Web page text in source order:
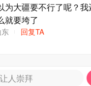
为大疆要不行了呢？
就要垮了
回复TA
人崇拜